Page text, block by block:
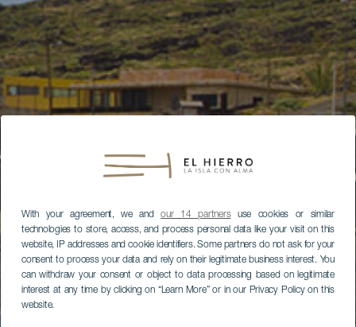
With your agreement, we andour 14 partnersuse cookies or similar
technologies to store, access, and process personal data like your visit on this
website, IP addresses and cookie identifiers. Some partners do not ask for your
consent to process your data and rely on their legitimate business interest. You
can withdraw your consent or object to data processing based on legitimate
interest at any time by clicking on “Learn More” or in our Privacy Policy on this
website.